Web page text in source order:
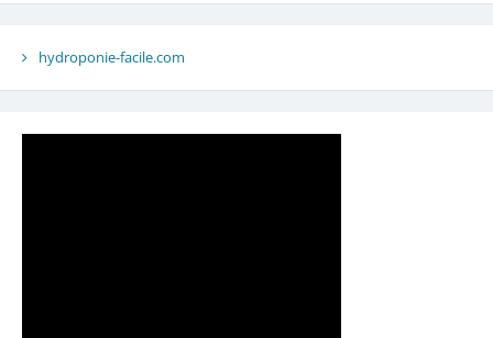
hydroponie-facile.com